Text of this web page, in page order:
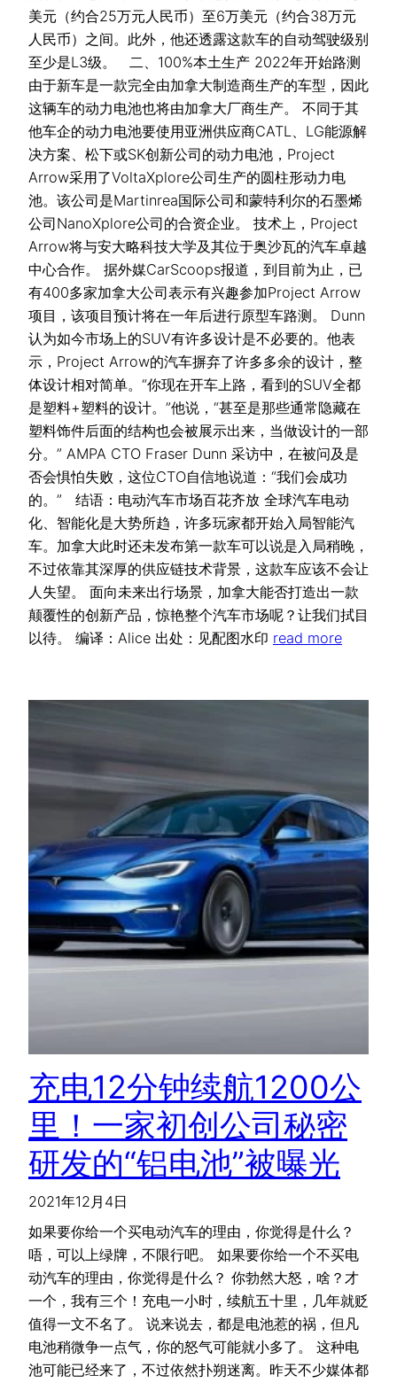
美元（约合25万元人民币）至6万美元（约合38万元
人民币）之间。此外，他还透露这款车的自动驾驶级别
至少是L3级。 二、100%本土生产 2022年开始路测
由于新车是一款完全由加拿大制造商生产的车型，因此
这辆车的动力电池也将由加拿大厂商生产。 不同于其
他车企的动力电池要使用亚洲供应商CATL、LG能源解
决方案、松下或SK创新公司的动力电池，Project
Arrow采用了VoltaXplore公司生产的圆柱形动力电
池。该公司是Martinrea国际公司和蒙特利尔的石墨烯
公司NanoXplore公司的合资企业。 技术上，Project
Arrow将与安大略科技大学及其位于奥沙瓦的汽车卓越
中心合作。 据外媒CarScoops报道，到目前为止，已
有400多家加拿大公司表示有兴趣参加Project Arrow
项目，该项目预计将在一年后进行原型车路测。 Dunn
认为如今市场上的SUV有许多设计是不必要的。他表
示，Project Arrow的汽车摒弃了许多多余的设计，整
体设计相对简单。“你现在开车上路，看到的SUV全都
是塑料+塑料的设计。”他说，“甚至是那些通常隐藏在
塑料饰件后面的结构也会被展示出来，当做设计的一部
分。” AMPA CTO Fraser Dunn 采访中，在被问及是
否会惧怕失败，这位CTO自信地说道：“我们会成功
的。” 结语：电动汽车市场百花齐放 全球汽车电动
化、智能化是大势所趋，许多玩家都开始入局智能汽
车。加拿大此时还未发布第一款车可以说是入局稍晚，
不过依靠其深厚的供应链技术背景，这款车应该不会让
人失望。 面向未来出行场景，加拿大能否打造出一款
颠覆性的创新产品，惊艳整个汽车市场呢？让我们拭目
以待。 编译：Alice 出处：见配图水印 read more
充电12分钟续航1200公
里！一家初创公司秘密
研发的“铝电池”被曝光
2021年12月4日
如果要你给一个买电动汽车的理由，你觉得是什么？
唔，可以上绿牌，不限行吧。 如果要你给一个不买电
动汽车的理由，你觉得是什么？ 你勃然大怒，啥？才
一个，我有三个！充电一小时，续航五十里，几年就贬
值得一文不名了。 说来说去，都是电池惹的祸，但凡
电池稍微争一点气，你的怒气可能就小多了。 这种电
池可能已经来了，不过依然扑朔迷离。昨天不少媒体都